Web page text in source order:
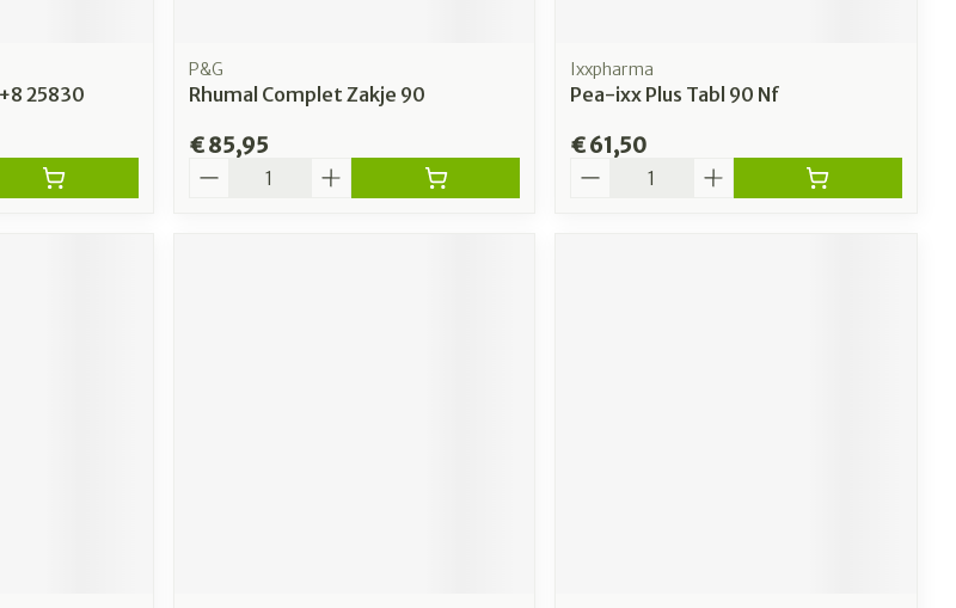
25830
P&G
Rhumal Complet Zakje 90
€ 85,95
Ixxpharma
Pea-ixx Plus Tabl 90 Nf
€ 61,50